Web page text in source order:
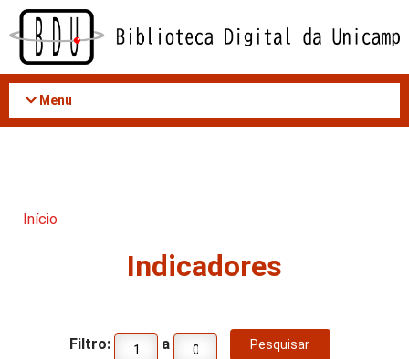
Acessar
conteúdo
Menu
Início
Indicadores
Filtro: a